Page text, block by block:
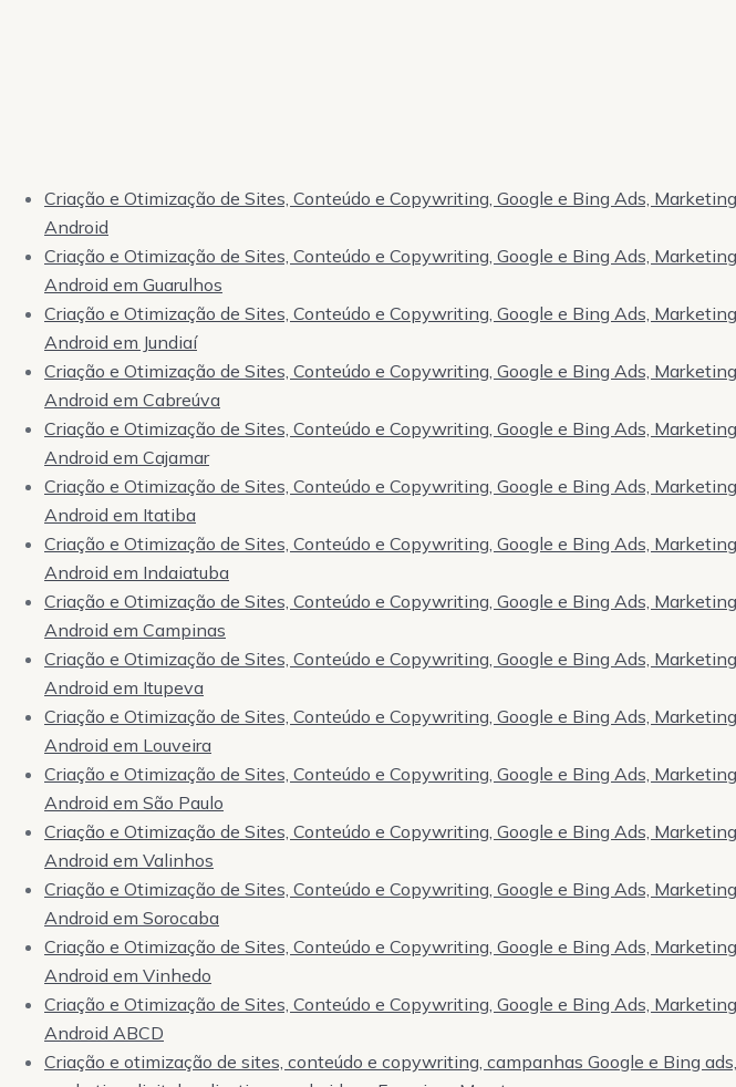
Criação e Otimização de Sites, Conteúdo e Copywriting, Google e Bing Ads,
Android
Criação e Otimização de Sites, Conteúdo e Copywriting, Google e Bing Ads,
Android em Guarulhos
Criação e Otimização de Sites, Conteúdo e Copywriting, Google e Bing Ads,
Android em Jundiaí
Criação e Otimização de Sites, Conteúdo e Copywriting, Google e Bing Ads,
Android em Cabreúva
Criação e Otimização de Sites, Conteúdo e Copywriting, Google e Bing Ads,
Android em Cajamar
Criação e Otimização de Sites, Conteúdo e Copywriting, Google e Bing Ads,
Android em Itatiba
Criação e Otimização de Sites, Conteúdo e Copywriting, Google e Bing Ads,
Android em Indaiatuba
Criação e Otimização de Sites, Conteúdo e Copywriting, Google e Bing Ads,
Android em Campinas
Criação e Otimização de Sites, Conteúdo e Copywriting, Google e Bing Ads,
Android em Itupeva
Criação e Otimização de Sites, Conteúdo e Copywriting, Google e Bing Ads,
Android em Louveira
Criação e Otimização de Sites, Conteúdo e Copywriting, Google e Bing Ads,
Android em São Paulo
Criação e Otimização de Sites, Conteúdo e Copywriting, Google e Bing Ads,
Android em Valinhos
Criação e Otimização de Sites, Conteúdo e Copywriting, Google e Bing Ads,
Android em Sorocaba
Criação e Otimização de Sites, Conteúdo e Copywriting, Google e Bing Ads,
Android em Vinhedo
Criação e Otimização de Sites, Conteúdo e Copywriting, Google e Bing Ads,
Android ABCD
Criação e otimização de sites, conteúdo e copywriting, campanhas Google e Bing